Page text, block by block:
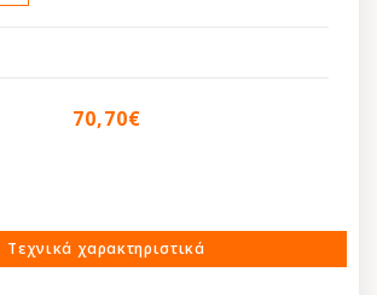
70,70€
Τεχνικά χαρακτηριστικά